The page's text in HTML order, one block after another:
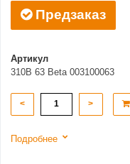
Предзаказ
Артикул
310B 63 Beta 003100063
< >
Подробнее